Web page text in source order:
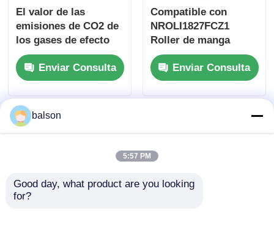
Chip de tóner Samsung
Chip de tono de Canon
Chip de tonificante OKI
Chip de tóner Brother
Chip de tono de Minolta
El valor de las
emisiones de CO2 de
los gases de efecto
invernadero se
calculará en función
de las emisiones de
CO2 de los gases de
efecto invernadero.
Enviar Consulta
Compatible con
NROLI1827FCZ1
Roller de manga
inferior para Sharp
MX M283 M362 M363
Enviar Consulta
balson
5:57 PM
Good day, what product are you looking
for?